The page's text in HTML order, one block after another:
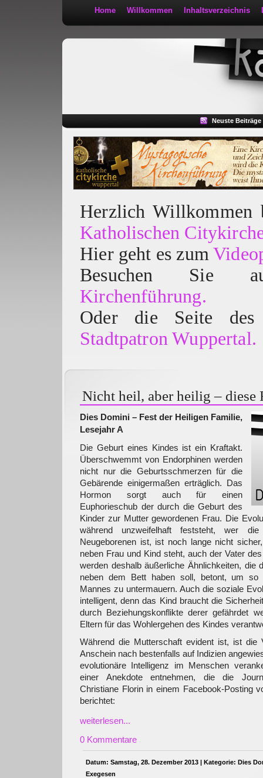
Home Willkommen Inhaltsverzeichnis
Neuste Beiträge
Herzlich
Katholischen
Hier geht es zum
Besuchen
Kirchenführung.
Oder die Seite des
Stadtpatron Wuppertal.
Nicht heil, aber heilig – diese
Dies Domini – Fest der Heiligen Familie,
Lesejahr A
Die Geburt eines Kindes ist ein Kraftakt.
Überschwemmt von Endorphinen werden
nicht nur die Geburtsschmerzen für die
Gebärende einigermaßen erträglich. Das
Hormon sorgt auch für einen
Euphorieschub der durch die Geburt des
Kinder zur Mutter gewordenen Frau. Die
während unzweifelhaft feststeht, wer
Neugeborenen ist, ist noch lange nicht
neben Frau und Kind steht, auch der Vater
werden deshalb äußerliche Ähnlichkeiten, die
neben dem Bett haben soll, betont, um so
Mannes zu untermauern. Auch die soziale
intelligent, denn das Kind braucht die
durch Beziehungskonflikte derer gefährdet
Eltern für das Wohlergehen des Kindes
Während die Mutterschaft evident ist, ist die
Anschein nach bestenfalls auf Indizien
evolutionäre Intelligenz im Menschen
einer Anekdote entnehmen, die die
Christiane Florin in einem Facebook-Posting
berichtet:
weiterlesen...
0 Kommentare
Datum: Samstag, 28. Dezember 2013 | Kategorie: Dies
Exegesen